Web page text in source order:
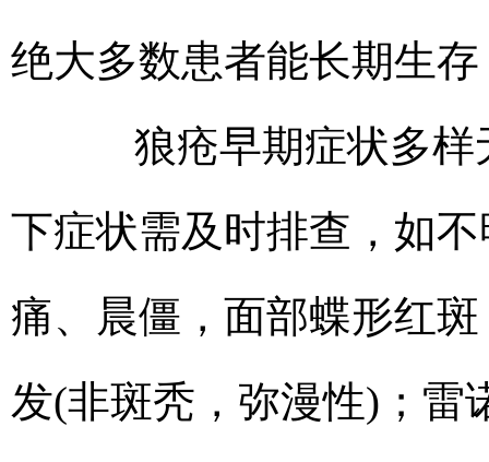
绝大多数患者能长期生
狼疮早期症状多样
下症状需及时排查，如
痛、晨僵，面部蝶形红
发(非斑秃，弥漫性)；雷